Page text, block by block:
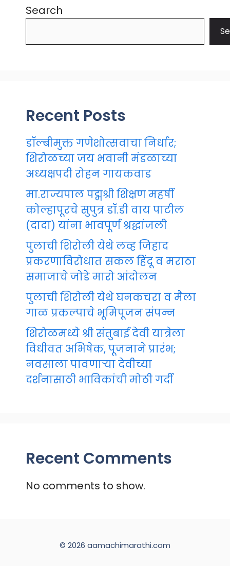
Search
Recent Posts
डॉल्बीमुक्त गणेशोत्सवाचा निर्धार;
शिरोळच्या जय भवानी मंडळाच्या
अध्यक्षपदी रोहन गायकवाड
मा.राज्यपाल पद्मश्री शिक्षण महर्षी
कोल्हापूरचे सुपुत्र डॉ.डी वाय पाटील
(दादा) यांना भावपूर्ण श्रद्धांजली
पुलाची शिरोली येथे लव्ह जिहाद
प्रकरणाविरोधात सकल हिंदू व मराठा
समाजाचे जोडे मारो आंदोलन
पुलाची शिरोली येथे घनकचरा व मैला
गाळ प्रकल्पाचे भूमिपूजन संपन्न
शिरोळमध्ये श्री संतुबाई देवी यात्रेला
विधीवत अभिषेक, पूजनाने प्रारंभ;
नवसाला पावणाऱ्या देवीच्या
दर्शनासाठी भाविकांची मोठी गर्दी
Recent Comments
No comments to show.
© 2026 aamachimarathi.com